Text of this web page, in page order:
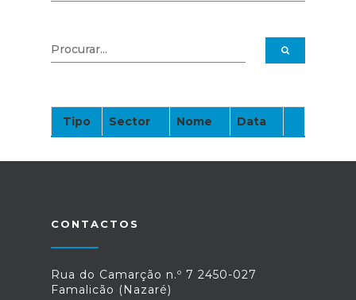
Tipo Sector Nome Data
CONTACTOS
Rua do Camarção n.º 7 2450-027
Famalicão (Nazaré)